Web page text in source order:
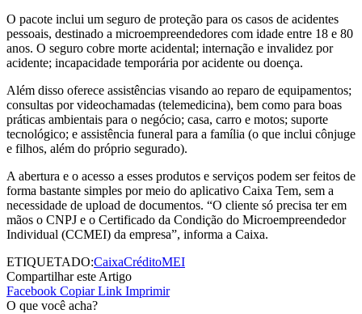
O pacote inclui um seguro de proteção para os casos de acidentes
pessoais, destinado a microempreendedores com idade entre 18 e 80
anos. O seguro cobre morte acidental; internação e invalidez por
acidente; incapacidade temporária por acidente ou doença.
Além disso oferece assistências visando ao reparo de equipamentos;
consultas por videochamadas (telemedicina), bem como para boas
práticas ambientais para o negócio; casa, carro e motos; suporte
tecnológico; e assistência funeral para a família (o que inclui cônjuge
e filhos, além do próprio segurado).
A abertura e o acesso a esses produtos e serviços podem ser feitos de
forma bastante simples por meio do aplicativo Caixa Tem, sem a
necessidade de upload de documentos. “O cliente só precisa ter em
mãos o CNPJ e o Certificado da Condição do Microempreendedor
Individual (CCMEI) da empresa”, informa a Caixa.
ETIQUETADO:CaixaCréditoMEI
Compartilhar este Artigo
Facebook Copiar Link Imprimir
O que você acha?